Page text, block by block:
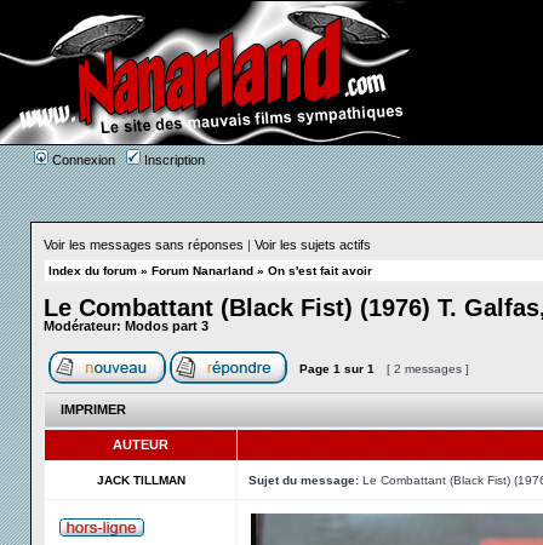
Connexion Inscription
Voir les messages sans réponses | Voir les sujets actifs
Index du forum » Forum Nanarland » On s'est fait avoir
Le Combattant (Black Fist) (1976) T.
Modérateur: Modos part 3
Page 1 sur 1 [ 2 messages ]
IMPRIMER
AUTEUR
JACK TILLMAN Sujet du message: Le Combattant (Black Fist)